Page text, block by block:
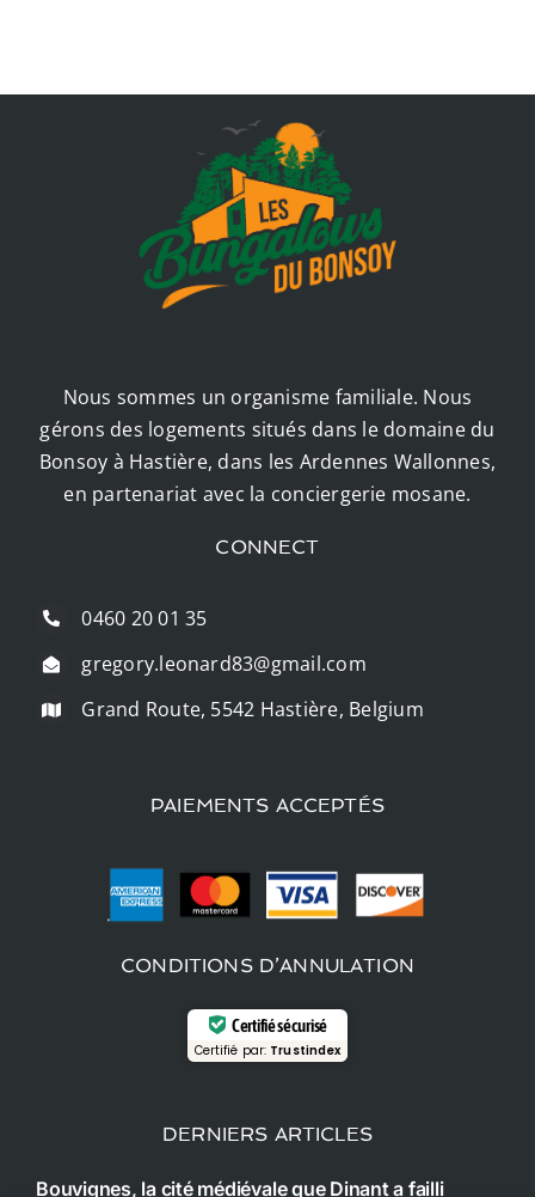
Nous sommes un organisme familiale. Nous
gérons des logements situés dans le domaine du
Bonsoy à Hastière, dans les Ardennes Wallonnes,
en partenariat avec la conciergerie mosane.
CONNECT
0460 20 01 35
gregory.leonard83@gmail.com
Grand Route, 5542 Hastière, Belgium
PAIEMENTS ACCEPTÉS
CONDITIONS D’ANNULATION
Certifié sécurisé
Certifié par: Trustindex
DERNIERS ARTICLES
Bouvignes, la cité médiévale que Dinant a failli